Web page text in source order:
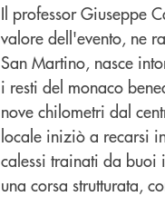
Il professor Giuseppe
valore dell'evento, ne
San Martino, nasce
i resti del monaco
nove chilometri dal
locale iniziò a recarsi
calessi trainati da buoi
una corsa strutturata,